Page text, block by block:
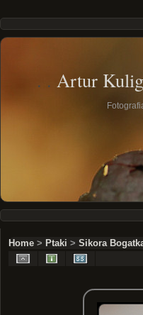
Artur
Home > Ptaki > Sikora